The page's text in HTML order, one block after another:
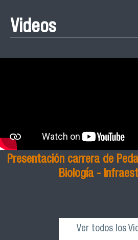
Videos
Presentación carrera de
Biología -
Ver todos los